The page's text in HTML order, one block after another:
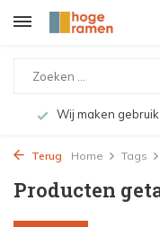
Wij maken
Terug Home Tags
Producten